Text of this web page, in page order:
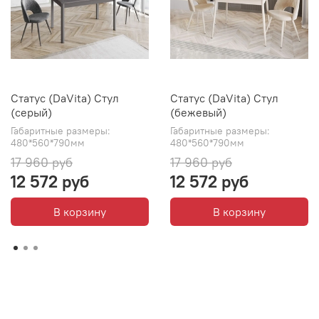
Статус (DaVita) Стул
(серый)
Габаритные размеры:
480*560*790мм
17 960 руб
12 572 руб
В корзину
Статус (DaVita) Стул
(бежевый)
Габаритные размеры:
480*560*790мм
17 960 руб
12 572 руб
В корзину